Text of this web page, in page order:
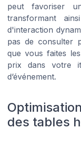
peut favoriser
transformant
d'interaction
pas de consulter
que vous faites
prix dans votre
d’événement.
des tables